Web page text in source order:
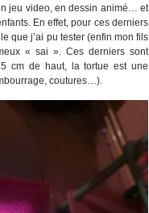
jeu video, en dessin animé… et
En effet, pour ces derniers
que j’ai pu tester (enfin mon fils
« sai ». Ces derniers sont
cm de haut, la tortue est une
coutures…).